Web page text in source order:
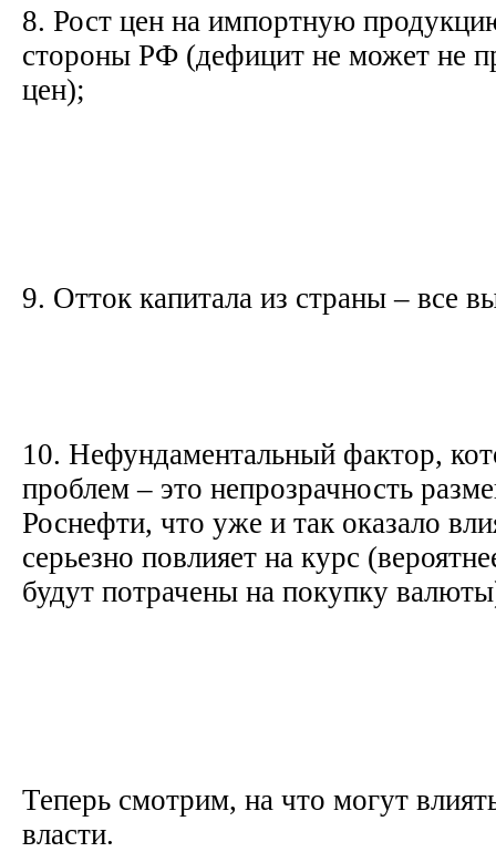
8. Рост цен на импортную
стороны РФ (дефицит не может не
цен);
9. Отток капитала из страны – все
10. Нефундаментальный фактор,
проблем – это непрозрачность
Роснефти, что уже и так оказало
серьезно повлияет на курс
будут потрачены на покупку
Теперь смотрим, на что могут
власти.